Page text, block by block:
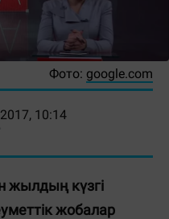
Фото: google.com
10:14
жылдың күзгі
жобалар